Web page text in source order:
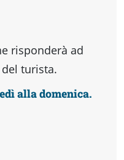
risponderà ad
turista.
alla domenica.